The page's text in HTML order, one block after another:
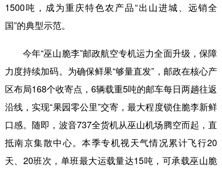
1500吨，成为重庆特色农产品“出山进城、远销全
国”的典型示范。
今年“巫山脆李”邮政航空专机运力全面升级，保障
力度持续加码。为确保鲜果“够量直发”，邮政在核心产
区布局168个收寄点，6辆载重5吨的邮车每日两趟往返
沿线，实现“果园零公里”交寄，最大程度锁住脆李新鲜
口感。随即，波音737全货机从巫山机场腾空而起，直
抵南京集散中心。本季专机视天气情况累计飞行20
天、20班次，单班最大运载量达15吨，可承载巫山脆